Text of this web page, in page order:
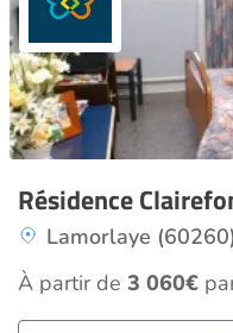
Résidence
Lamorlaye
À partir de 3 060€